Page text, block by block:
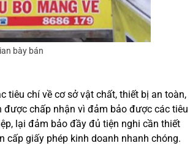
bày bán
tiêu chí về cơ sở vật chất, thiết bị an toàn,
chấp nhận vì đảm bảo được các tiêu
lại đảm bảo đầy đủ tiện nghi cần thiết
cấp giấy phép kinh doanh nhanh chóng.